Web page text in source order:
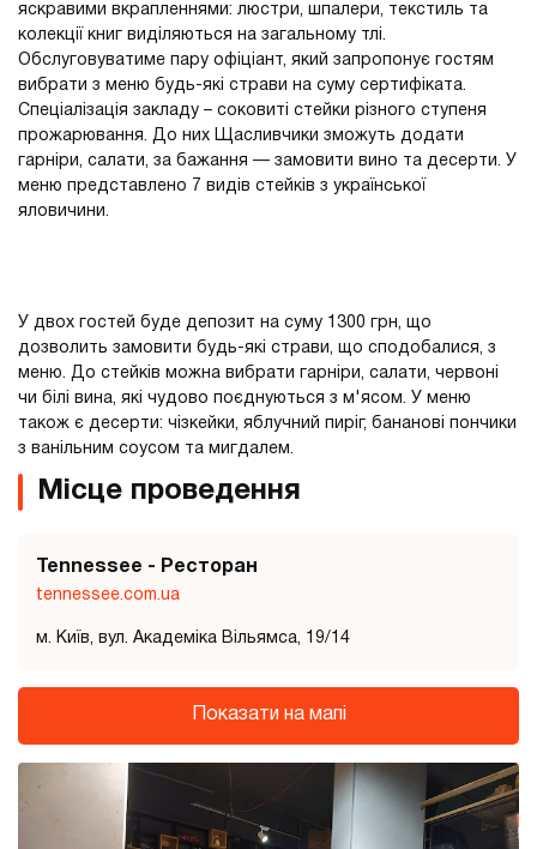
яскравими вкрапленнями: люстри, шпалери, текстиль та
колекції книг виділяються на загальному тлі.
Обслуговуватиме пару офіціант, який запропонує гостям
вибрати з меню будь-які страви на суму сертифіката.
Спеціалізація закладу – соковиті стейки різного ступеня
прожарювання. До них Щасливчики зможуть додати
гарніри, салати, за бажання — замовити вино та десерти. У
меню представлено 7 видів стейків з української
яловичини.
У двох гостей буде депозит на суму 1300 грн, що
дозволить замовити будь-які страви, що сподобалися, з
меню. До стейків можна вибрати гарніри, салати, червоні
чи білі вина, які чудово поєднуються з м'ясом. У меню
також є десерти: чізкейки, яблучний пиріг, бананові пончики
з ванільним соусом та мигдалем.
Місце проведення
Tennessee - Ресторан
tennessee.com.ua
м. Київ, вул. Академіка Вільямса, 19/14
Показати на мапі